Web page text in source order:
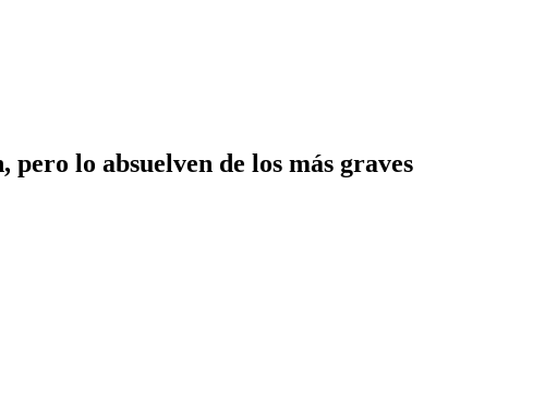
lo absuelven de los más graves